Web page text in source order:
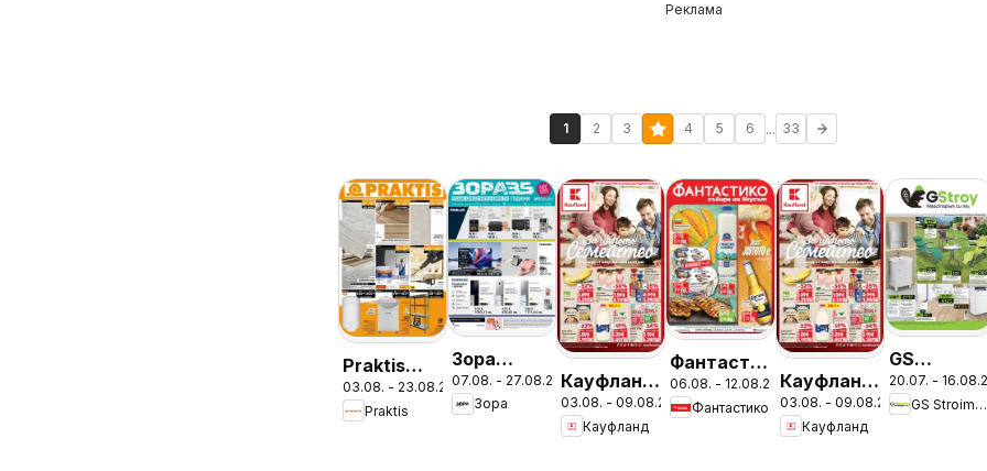
Реклама
1 2 3 4 5 6 ... 33
Praktis
брошура -
Неустоими
03.08. - 23.08.2026
Praktis
Зора
брошура -
Предложения
07.08. - 27.08.2026
Зора
Кауфланд
брошура
София -
03.08. - 09.08.2026
Кауфланд
Фантастико
брошура
София
06.08. - 12.08.2026
Фантастико
Кауфланд
брошура
Сливен -
03.08. - 09.08.2026
Кауфланд
GS
брошура -
20.07. -
GS Stroimarket